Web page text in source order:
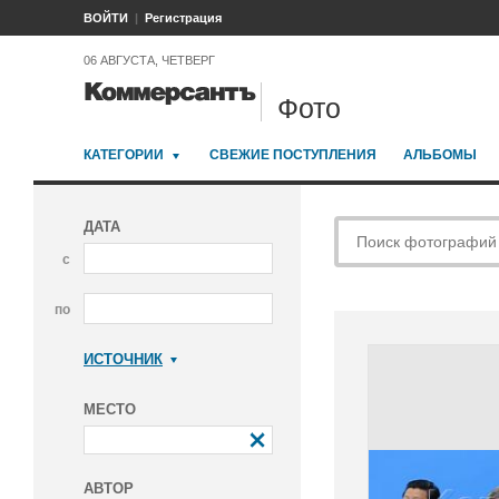
ВОЙТИ Регистрация
06 АВГУСТА, ЧЕТВЕРГ
Фото
КАТЕГОРИИ СВЕЖИЕ ПОСТУПЛЕНИЯ АЛЬБОМЫ
ДАТА
с
по
ИСТОЧНИК
МЕСТО
АВТОР